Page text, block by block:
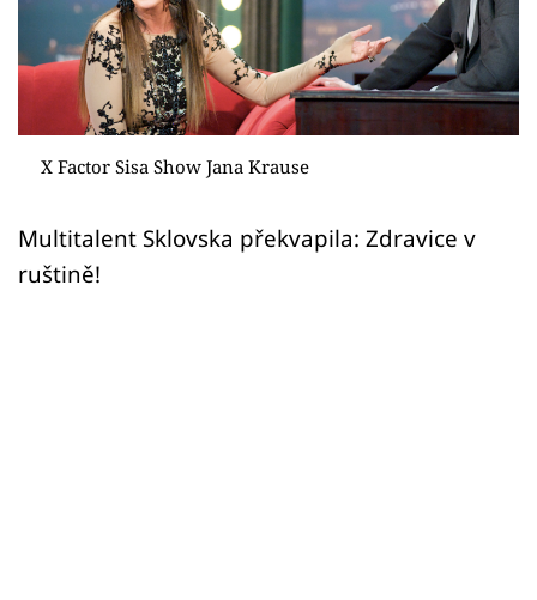
Sex a vztahy
Videa
Sledujte prima+
X Factor Sisa Show Jana Krause
Multitalent Sklovska překvapila: Zdravice v
ruštině!